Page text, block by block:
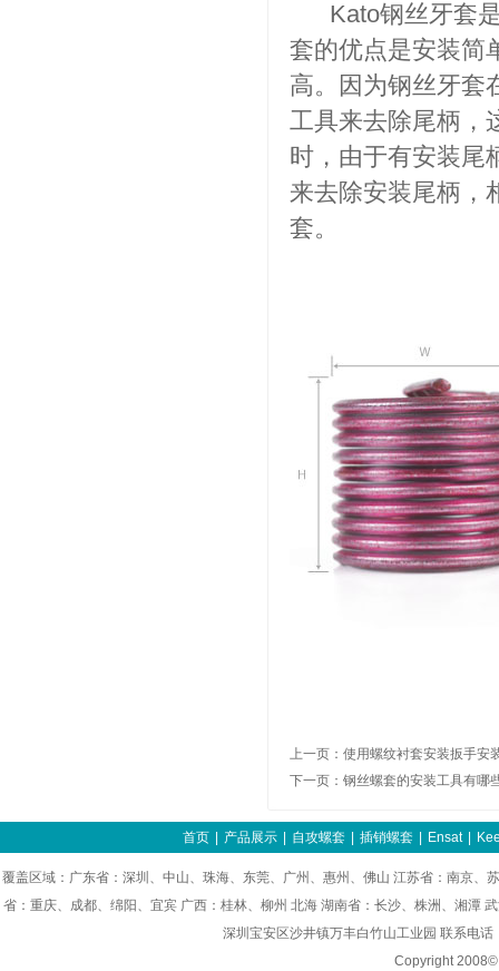
Kato钢丝牙套是
套的优点是安装简
高。因为钢丝牙套
工具来去除尾柄，
时，由于有安装尾
来去除安装尾柄，
套。
上一页： 使用螺纹衬套安装扳手安
下一页： 钢丝螺套的安装工具有哪
首页 产品展示 自攻螺套 插销螺套 Ensat
覆盖区域：广东省：深圳、中山、珠海、东莞、广州、惠州、佛山 江苏省：南京
省：重庆、成都、绵阳、宜宾 广西：桂林、柳州 北海 湖南省：长沙、株洲、湘潭
深圳宝安区沙井镇万丰白竹山工业园 联系
Copyright